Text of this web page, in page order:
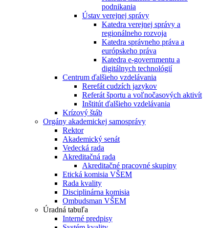
podnikania
Ústav verejnej správy
Katedra verejnej správy a
regionálneho rozvoja
Katedra správneho práva a
európskeho práva
Katedra e-governmentu a
digitálnych technológií
Centrum ďalšieho vzdelávania
Rerefát cudzích jazykov
Referát športu a voľnočasových aktivít
Inštitút ďalšieho vzdelávania
Krízový štáb
Orgány akademickej samosprávy
Rektor
Akademický senát
Vedecká rada
Akreditačná rada
Akreditačné pracovné skupiny
Etická komisia VŠEM
Rada kvality
Disciplinárna komisia
Ombudsman VŠEM
Úradná tabuľa
Interné predpisy